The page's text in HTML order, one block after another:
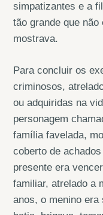
simpatizantes e a
tão grande que
mostrava.
Para concluir os
criminosos,
ou adquiridas na
personagem
família favelada,
coberto de
presente era
familiar, atrelado a
anos, o menino